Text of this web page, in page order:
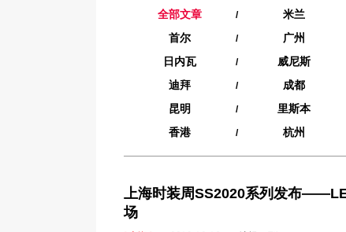
全部文章 / 米兰
首尔 / 广州
日内瓦 / 威尼斯
迪拜 / 成都
昆明 / 里斯本
香港 / 杭州
上海时装周SS2020系列发布
场